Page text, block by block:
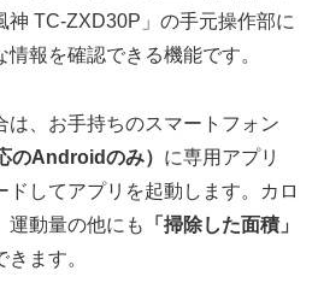
神 TC-ZXD30P」の手元操作部に
報を確認できる機能です。
は、お手持ちのスマートフォン
のAndroidのみ） に専用アプリ
ドしてアプリを起動します。カロ
運動量の他にも
「掃除した面積」
きます。